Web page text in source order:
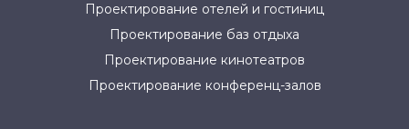
Проектирование отелей и гостиниц
Проектирование баз отдыха
Проектирование кинотеатров
Проектирование конференц-залов